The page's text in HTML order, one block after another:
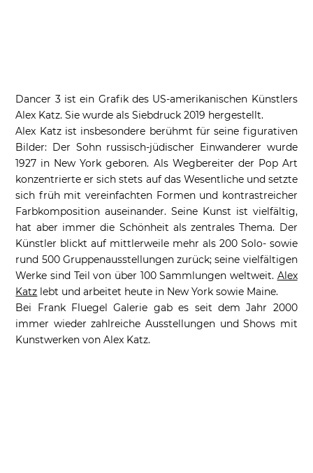
Dancer 3 ist ein Grafik des US-amerikanischen Künstlers
Alex Katz. Sie wurde als Siebdruck 2019 hergestellt.
Alex Katz ist insbesondere berühmt für seine figurativen
Bilder: Der Sohn russisch-jüdischer Einwanderer wurde
1927 in New York geboren. Als Wegbereiter der Pop Art
konzentrierte er sich stets auf das Wesentliche und setzte
sich früh mit vereinfachten Formen und kontrastreicher
Farbkomposition auseinander. Seine Kunst ist vielfältig,
hat aber immer die Schönheit als zentrales Thema. Der
Künstler blickt auf mittlerweile mehr als 200 Solo- sowie
rund 500 Gruppenausstellungen zurück; seine vielfältigen
Werke sind Teil von über 100 Sammlungen weltweit. Alex
Katz lebt und arbeitet heute in New York sowie Maine.
Bei Frank Fluegel Galerie gab es seit dem Jahr 2000
immer wieder zahlreiche Ausstellungen und Shows mit
Kunstwerken von Alex Katz.